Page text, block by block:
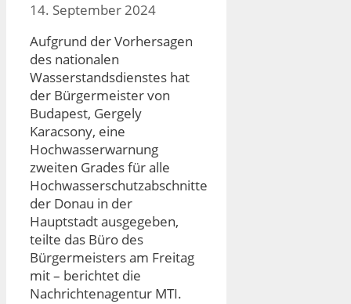
14. September 2024
Aufgrund der Vorhersagen
des nationalen
Wasserstandsdienstes hat
der Bürgermeister von
Budapest, Gergely
Karacsony, eine
Hochwasserwarnung
zweiten Grades für alle
Hochwasserschutzabschnitte
der Donau in der
Hauptstadt ausgegeben,
teilte das Büro des
Bürgermeisters am Freitag
mit – berichtet die
Nachrichtenagentur MTI.